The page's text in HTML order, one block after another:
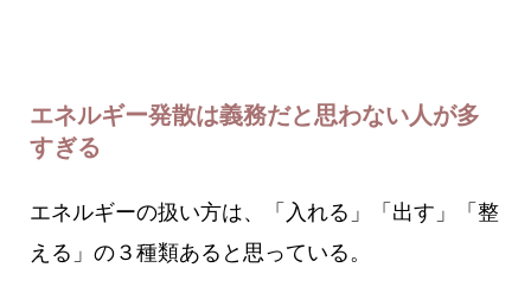
エネルギー発散は義務だと思わない人が多
すぎる
エネルギーの扱い方は、「入れる」「出す」「整
える」の３種類あると思っている。